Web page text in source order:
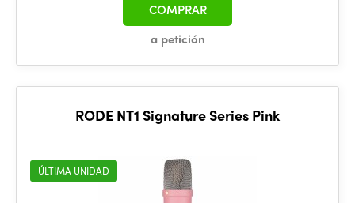
a petición
COMPRAR
RODE NT1 Signature Series Pink
ÚLTIMA UNIDAD